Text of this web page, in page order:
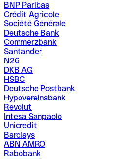
BNP Paribas
Crédit Agricole
Société Générale
Deutsche Bank
Commerzbank
Santander
N26
DKB AG
HSBC
Deutsche Postbank
Hypovereinsbank
Revolut
Intesa Sanpaolo
Unicredit
Barclays
ABN AMRO
Rabobank